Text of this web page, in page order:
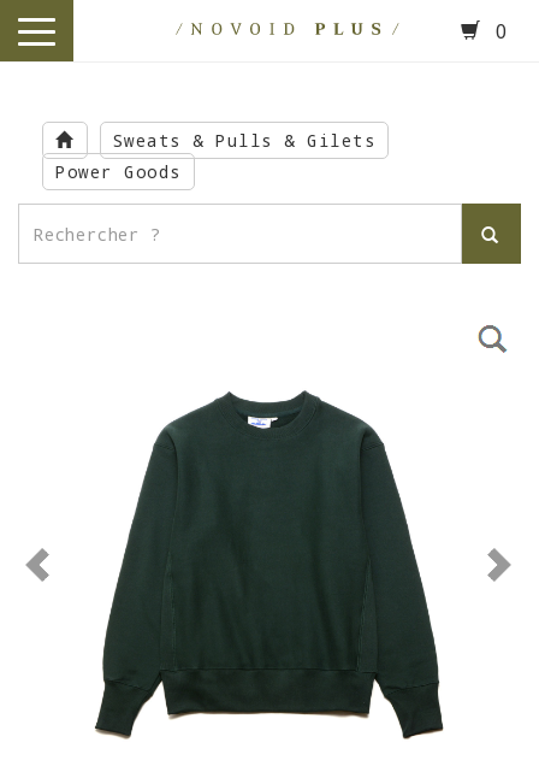
main
content
toggle
0
Sweats & Pulls & Gilets
Power Goods